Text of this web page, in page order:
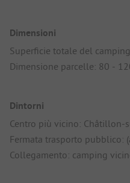
Dimensioni
Superficie totale del
Dimensione parcelle: 80 -
Dintorni
Centro più vicino: Châtillon-
Fermata trasporto pubblico:
Collegamento: camping